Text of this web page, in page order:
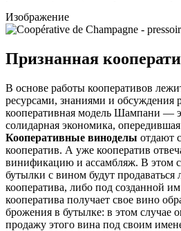
Изображение
Признанная
В основе работы кооперативов
ресурсами, знаниями и обсуждения
кооперативная модель Шампани —
солидарная экономика,
Кооперативные виноделы отдают
кооператив. А уже кооператив
винификацию и ассамбляж. В этом
бутылки с вином будут
кооператива, либо под созданной
кооператива получает свое вино
брожения в бутылке: в этом случае
продажу этого вина под своим